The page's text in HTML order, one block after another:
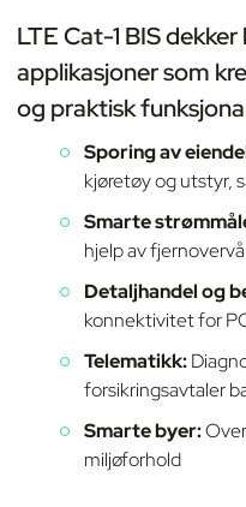
LTE Cat-1 BIS
applikasjoner som
og praktisk
Sporing av
kjøretøy og utstyr,
Smarte
hjelp av
Detaljhandel og
konnektivitet for
Telematikk:
forsikringsavtaler
Smarte byer:
miljøforhold